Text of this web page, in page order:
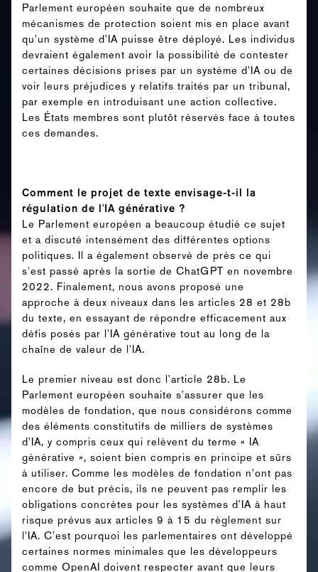
Parlement européen souhaite que de nombreux
mécanismes de protection soient mis en place avant
qu'un système d'IA puisse être déployé. Les individus
devraient également avoir la possibilité de contester
certaines décisions prises par un système d'IA ou de
voir leurs préjudices y relatifs traités par un tribunal,
par exemple en introduisant une action collective.
Les États membres sont plutôt réservés face à toutes
ces demandes.
Comment le projet de texte envisage-t-il la
régulation de l'IA générative ?
Le Parlement européen a beaucoup étudié ce sujet
et a discuté intensément des différentes options
politiques. Il a également observé de près ce qui
s'est passé après la sortie de ChatGPT en novembre
2022. Finalement, nous avons proposé une
approche à deux niveaux dans les articles 28 et 28b
du texte, en essayant de répondre efficacement aux
défis posés par l'IA générative tout au long de la
chaîne de valeur de l'IA.
Le premier niveau est donc l'article 28b. Le
Parlement européen souhaite s'assurer que les
modèles de fondation, que nous considérons comme
des éléments constitutifs de milliers de systèmes
d'IA, y compris ceux qui relèvent du terme « IA
générative », soient bien compris en principe et sûrs
à utiliser. Comme les modèles de fondation n'ont pas
encore de but précis, ils ne peuvent pas remplir les
obligations concrètes pour les systèmes d'IA à haut
risque prévus aux articles 9 à 15 du règlement sur
l'IA. C'est pourquoi les parlementaires ont développé
certaines normes minimales que les développeurs
comme OpenAI doivent respecter avant que leurs